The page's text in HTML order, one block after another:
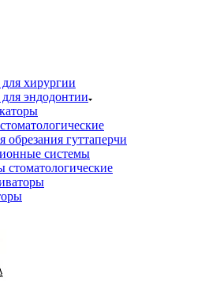
хирургии
эндодонтии
обрезания гуттаперчи
системы
стоматологические